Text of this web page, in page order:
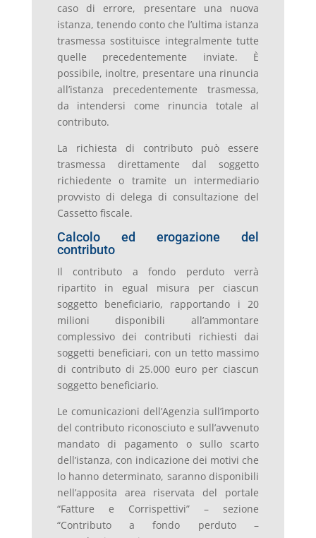
caso di errore, presentare una nuova
istanza, tenendo conto che l’ultima istanza
trasmessa sostituisce integralmente tutte
quelle precedentemente inviate. È
possibile, inoltre, presentare una rinuncia
all’istanza precedentemente trasmessa,
da intendersi come rinuncia totale al
contributo.
La richiesta di contributo può essere
trasmessa direttamente dal soggetto
richiedente o tramite un intermediario
provvisto di delega di consultazione del
Cassetto fiscale.
Calcolo ed erogazione del
contributo
Il contributo a fondo perduto verrà
ripartito in egual misura per ciascun
soggetto beneficiario, rapportando i 20
milioni disponibili all’ammontare
complessivo dei contributi richiesti dai
soggetti beneficiari, con un tetto massimo
di contributo di 25.000 euro per ciascun
soggetto beneficiario.
Le comunicazioni dell’Agenzia sull’importo
del contributo riconosciuto e sull’avvenuto
mandato di pagamento o sullo scarto
dell’istanza, con indicazione dei motivi che
lo hanno determinato, saranno disponibili
nell’apposita area riservata del portale
“Fatture e Corrispettivi” – sezione
“Contributo a fondo perduto –